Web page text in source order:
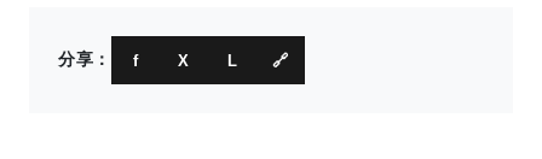
分享： f X L 🔗